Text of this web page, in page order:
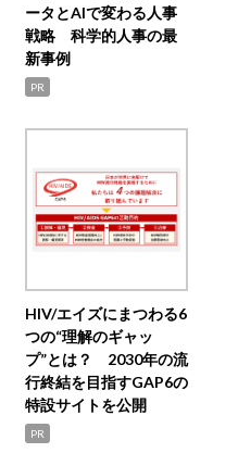
ータとAIで変わる人事
戦略 科学的人事の最
新事例
PR
HIV/エイズにまつわる6
つの“理解のギャッ
プ”とは？ 2030年の流
行終結を目指すGAP6の
特設サイトを公開
PR